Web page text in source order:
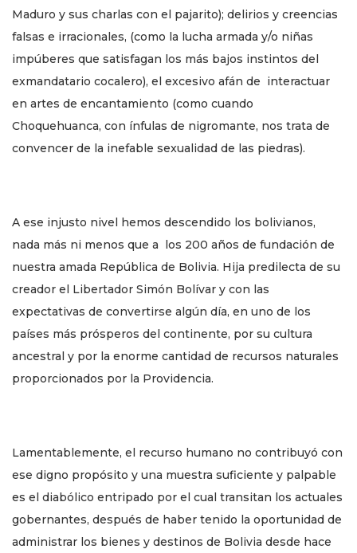
Maduro y sus charlas con el pajarito); delirios y creencias
falsas e irracionales, (como la lucha armada y/o niñas
impúberes que satisfagan los más bajos instintos del
exmandatario cocalero), el excesivo afán de interactuar
en artes de encantamiento (como cuando
Choquehuanca, con ínfulas de nigromante, nos trata de
convencer de la inefable sexualidad de las piedras).
A ese injusto nivel hemos descendido los bolivianos,
nada más ni menos que a los 200 años de fundación de
nuestra amada República de Bolivia. Hija predilecta de su
creador el Libertador Simón Bolívar y con las
expectativas de convertirse algún día, en uno de los
países más prósperos del continente, por su cultura
ancestral y por la enorme cantidad de recursos naturales
proporcionados por la Providencia.
Lamentablemente, el recurso humano no contribuyó con
ese digno propósito y una muestra suficiente y palpable
es el diabólico entripado por el cual transitan los actuales
gobernantes, después de haber tenido la oportunidad de
administrar los bienes y destinos de Bolivia desde hace